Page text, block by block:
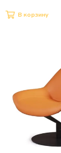
В корзину